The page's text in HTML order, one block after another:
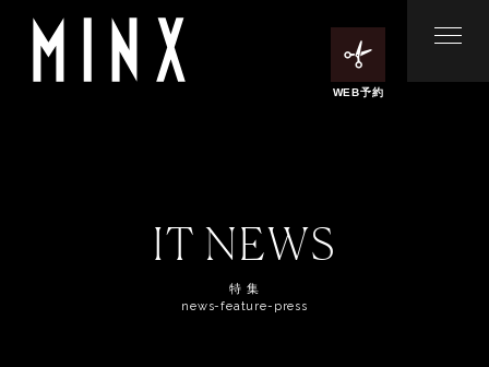
WEB予約
IT NEWS
特 集
news-feature-press